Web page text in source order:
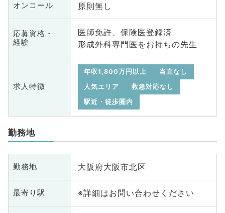
オンコール 原則無し
応募資格・
経験
医師免許、保険医登録済
形成外科専門医をお持ちの先生
求人特徴
年収1,800万円以上
当直なし
人気エリア
救急対応なし
駅近・徒歩圏内
勤務地
勤務地 大阪府大阪市北区
最寄り駅 ※詳細はお問い合わせください